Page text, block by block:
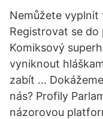
Nemůžete vyplnit
Registrovat se
Komiksový
vyniknout
zabít …
nás? Profily
názorovou